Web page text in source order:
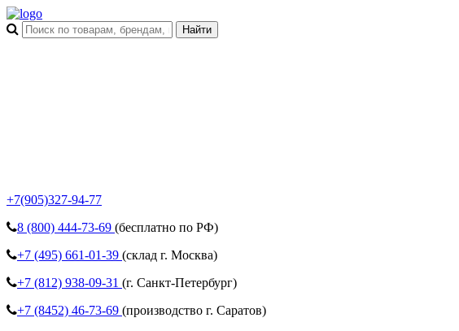
+7(905)327-94-77
8 (800) 444-73-69 (бесплатно по РФ)
+7 (495) 661-01-39 (склад г. Москва)
+7 (812) 938-09-31 (г. Санкт-Петербург)
+7 (8452) 46-73-69 (производство г. Саратов)